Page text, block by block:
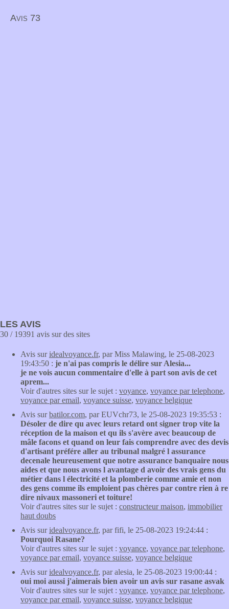
Avis 73
LES AVIS
30 / 19391 avis sur des sites
Avis suridealvoyance.fr, par Miss Malawing, le 25-08-2023
19:43:50 : je n'ai pas compris le délire sur Alesia...
je ne vois aucun commentaire d'elle à part son avis de cet
aprem...
Voir d'autres sites sur le sujet : voyance, voyance par telephone,
voyance par email, voyance suisse, voyance belgique
Avis surbatilor.com, par EUVchr73, le 25-08-2023 19:35:53 :
Désoler de dire qu avec leurs retard ont signer trop vite la
réception de la maison et qu ils s'avère avec beaucoup de
mâle facons et quand on leur fais comprendre avec des devis
d'artisant préfére aller au tribunal malgré l assurance
decenale heureusement que notre assurance banquaire nous
aides et que nous avons l avantage d avoir des vrais gens du
métier dans l électricité et la plomberie comme amie et non
des gens comme ils emploient pas chères par contre rien à re
dire nivaux massoneri et toiture!
Voir d'autres sites sur le sujet : constructeur maison, immobilier
haut doubs
Avis suridealvoyance.fr, par fifi, le 25-08-2023 19:24:44 :
Pourquoi Rasane?
Voir d'autres sites sur le sujet : voyance, voyance par telephone,
voyance par email, voyance suisse, voyance belgique
Avis suridealvoyance.fr, par alesia, le 25-08-2023 19:00:44 :
oui moi aussi j'aimerais bien avoir un avis sur rasane asvak
Voir d'autres sites sur le sujet : voyance, voyance par telephone,
voyance par email, voyance suisse, voyance belgique